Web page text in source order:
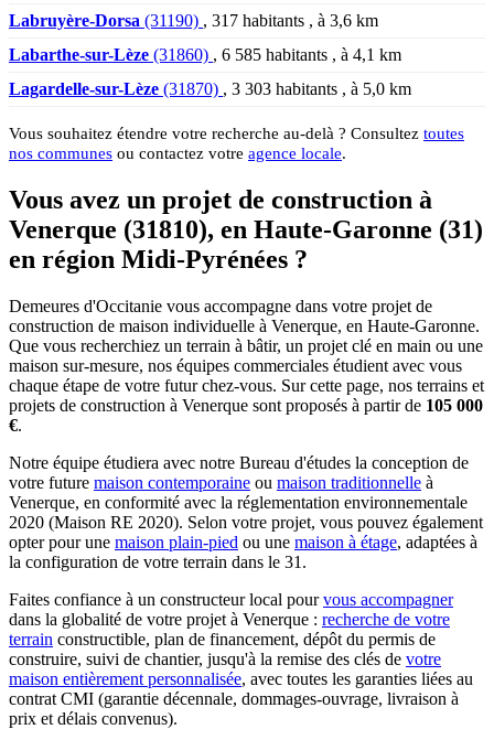
Labruyère-Dorsa (31190) , 317 habitants , à 3,6 km
Labarthe-sur-Lèze (31860) , 6 585 habitants , à 4,1 km
Lagardelle-sur-Lèze (31870) , 3 303 habitants , à 5,0 km
Vous souhaitez étendre votre recherche au-delà ? Consultez toutes
nos communes ou contactez votre agence locale.
Vous avez un projet de construction à
Venerque (31810), en Haute-Garonne (31)
en région Midi-Pyrénées ?
Demeures d'Occitanie vous accompagne dans votre projet de
construction de maison individuelle à Venerque, en Haute-Garonne.
Que vous recherchiez un terrain à bâtir, un projet clé en main ou une
maison sur-mesure, nos équipes commerciales étudient avec vous
chaque étape de votre futur chez-vous. Sur cette page, nos terrains et
projets de construction à Venerque sont proposés à partir de 105 000
€.
Notre équipe étudiera avec notre Bureau d'études la conception de
votre future maison contemporaine ou maison traditionnelle à
Venerque, en conformité avec la réglementation environnementale
2020 (Maison RE 2020). Selon votre projet, vous pouvez également
opter pour une maison plain-pied ou une maison à étage, adaptées à
la configuration de votre terrain dans le 31.
Faites confiance à un constructeur local pourvous accompagner
dans la globalité de votre projet à Venerque : recherche de votre
terrain constructible, plan de financement, dépôt du permis de
construire, suivi de chantier, jusqu'à la remise des clés de votre
maison entièrement personnalisée, avec toutes les garanties liées au
contrat CMI (garantie décennale, dommages-ouvrage, livraison à
prix et délais convenus).